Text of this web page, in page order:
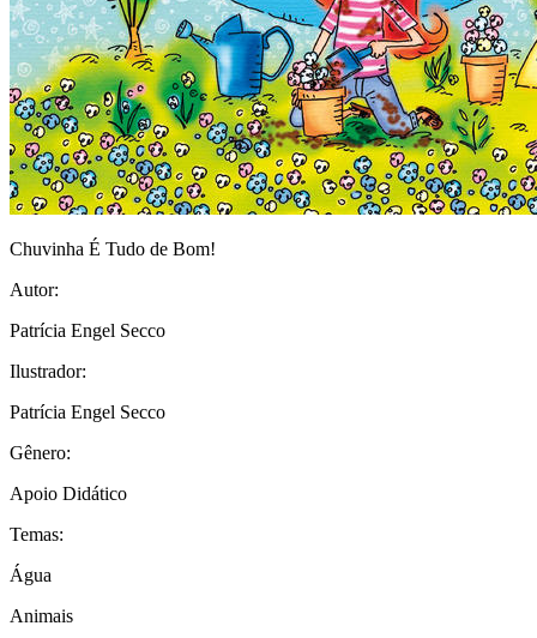
Chuvinha É Tudo de Bom!
Autor:
Patrícia Engel Secco
Ilustrador:
Patrícia Engel Secco
Gênero:
Apoio Didático
Temas:
Água
Animais